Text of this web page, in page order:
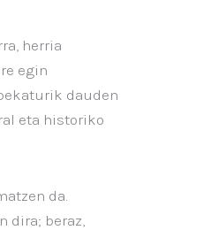
herria
egin
dauden
eta historiko
da.
beraz,